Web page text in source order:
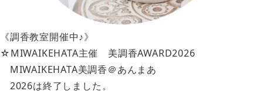
《調香教室開催中♪》
☆MIWAIKEHATA主催 美調香AWARD2026
MIWAIKEHATA美調香＠あんまあ
2026は終了しました。